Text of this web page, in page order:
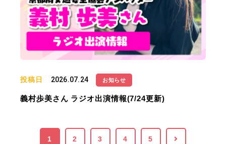
投稿日 2026.07.24 お知らせ
義村歩美さん ラジオ出演情報(7/24更新)
1 2 3 4 5